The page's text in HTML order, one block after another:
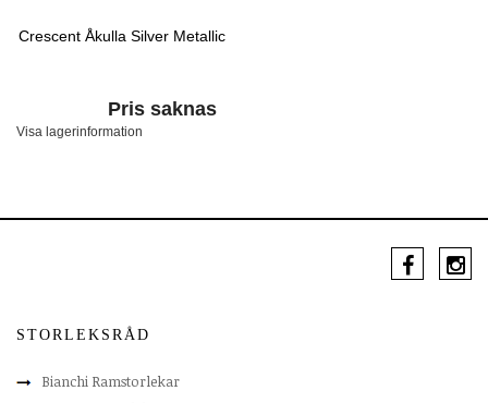
Crescent Åkulla Silver Metallic
Pris saknas
Visa lagerinformation
STORLEKSRÅD
Bianchi Ramstorlekar